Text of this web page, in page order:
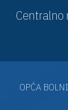
Centralno
OPĆA